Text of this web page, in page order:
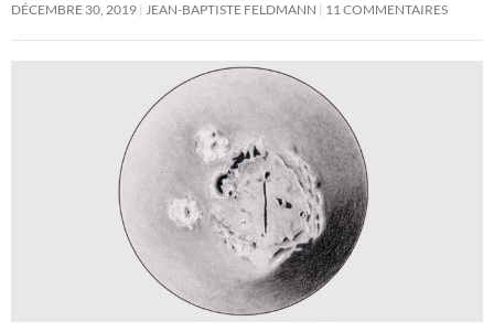
DÉCEMBRE 30, 2019 JEAN-BAPTISTE FELDMANN 11 COMMENTAIRES